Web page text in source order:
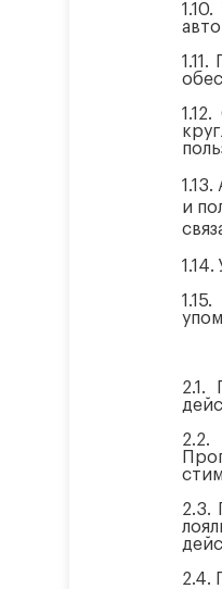
и
2.1.
2.2.
2.3.
2.4.